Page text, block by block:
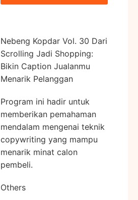
Nebeng Kopdar Vol. 30 Dari
Scrolling Jadi Shopping:
Bikin Caption Jualanmu
Menarik Pelanggan
Program ini hadir untuk
memberikan pemahaman
mendalam mengenai teknik
copywriting yang mampu
menarik minat calon
pembeli.
Others